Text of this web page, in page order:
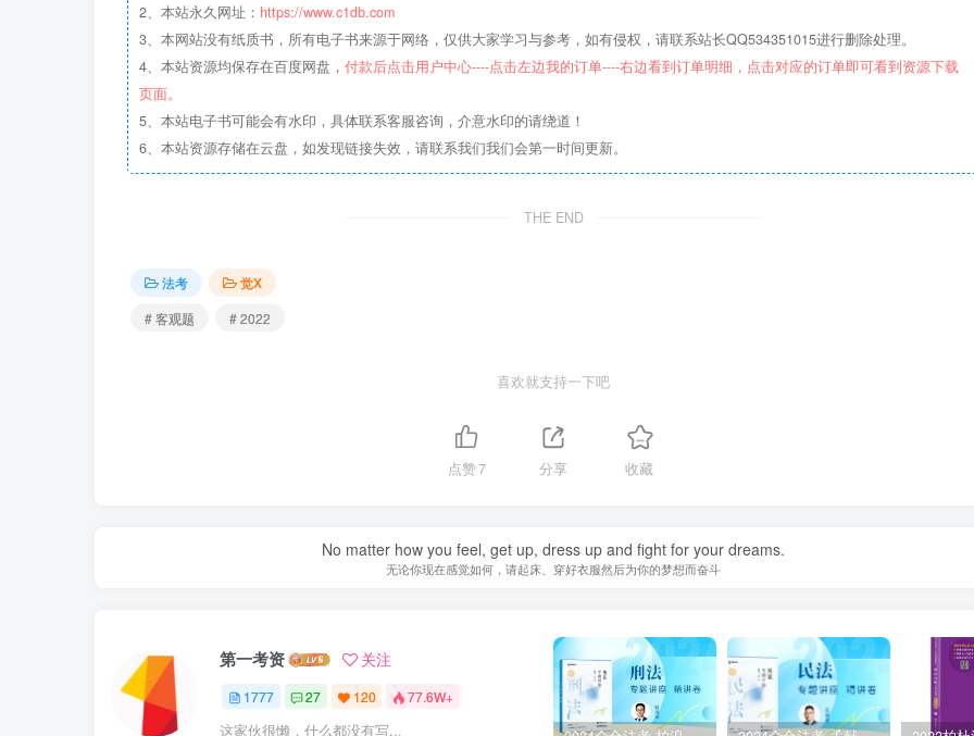
2、本站永久网址： https://www.c1db.com
3、本网站没有纸质书，所有电子书来源于网络，仅供大家学习与参考，如有侵权，请联系站长QQ534351015进行删除处理。
4、本站资源均保存在百度网盘， 付款后点击用户中心----点击左边我的订单----右边看到订单明细，点击对应的订单即可看到资源下载
页面。
5、本站电子书可能会有水印，具体联系客服咨询，介意水印的请绕道！
6、本站资源存储在云盘，如发现链接失效，请联系我们我们会第一时间更新。
THE END
法考
觉X
# 客观题
# 2022
喜欢就支持一下吧
点赞7 分享 收藏
No matter how you feel, get up, dress up and fight for your dreams.
无论你现在感觉如何，请起床、穿好衣服然后为你的梦想而奋斗
第一考资 关注
1777 27 120 77.6W+
这家伙很懒，什么都没有写...